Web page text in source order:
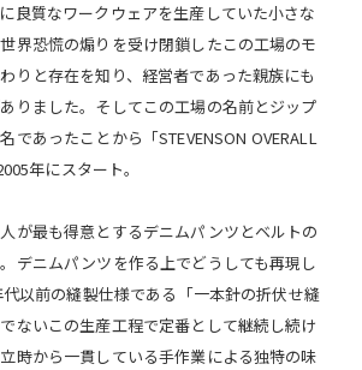
良質なワークウェアを生産していた小さな
界恐慌の煽りを受け閉鎖したこの工場のモ
りと存在を知り、経営者であった親族にも
りました。そしてこの工場の名前とジップ
であったことから「STEVENSON OVERALL
年にスタート。
が最も得意とするデニムパンツとベルトの
デニムパンツを作る上でどうしても再現し
以前の縫製仕様である「一本針の折伏せ縫
ないこの生産工程で定番として継続し続け
時から一貫している手作業による独特の味